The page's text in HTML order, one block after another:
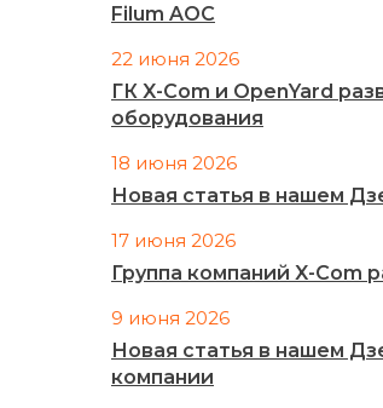
Filum AOC
22 июня 2026
ГК X-Com и OpenYard
оборудования
18 июня 2026
Новая статья в нашем
17 июня 2026
Группа компаний X-Com
9 июня 2026
Новая статья в нашем
компании